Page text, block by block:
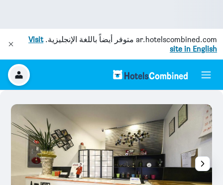
ar.hotelscombined.com متوفر أيضاً باللغة الإنجليزية.Visit
site in English